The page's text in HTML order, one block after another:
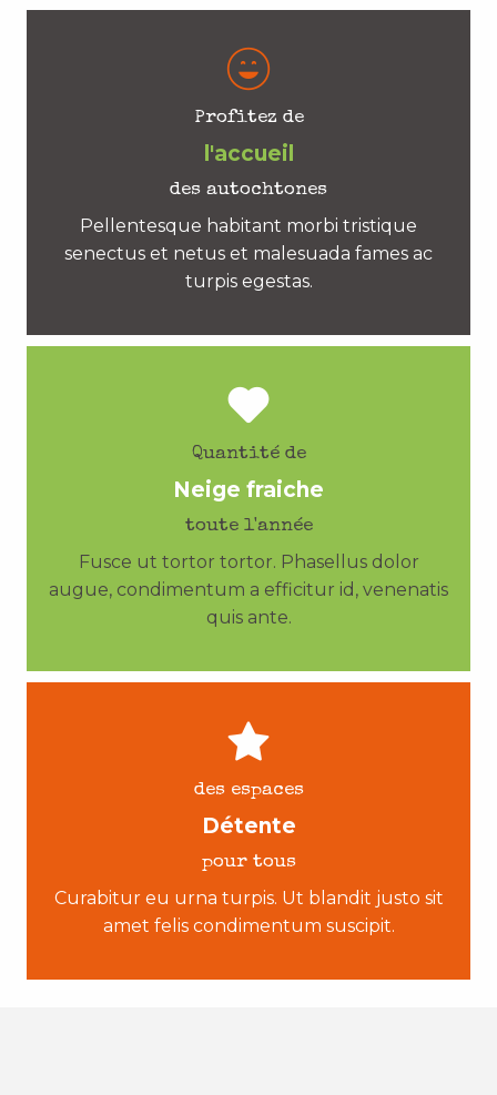
Profitez de
l'accueil
des autochtones
Pellentesque habitant morbi tristique
senectus et netus et malesuada fames ac
turpis egestas.
Quantité de
Neige fraiche
toute l'année
Fusce ut tortor tortor. Phasellus dolor
augue, condimentum a efficitur id, venenatis
quis ante.
des espaces
Détente
pour tous
Curabitur eu urna turpis. Ut blandit justo sit
amet felis condimentum suscipit.